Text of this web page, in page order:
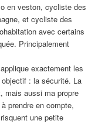
en veston, cycliste des
et cycliste des
avec certains
Principalement
exactement les
: la sécurité. La
mais aussi ma propre
prendre en compte,
une petite